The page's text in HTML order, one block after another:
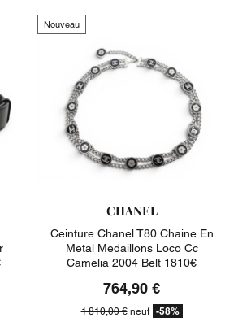
Nouveau
CHANEL
Ceinture Chanel T80 Chaine En
Metal Medaillons Loco Cc
Camelia 2004 Belt 1810€
764,90 €
1 810,00 €neuf -58%